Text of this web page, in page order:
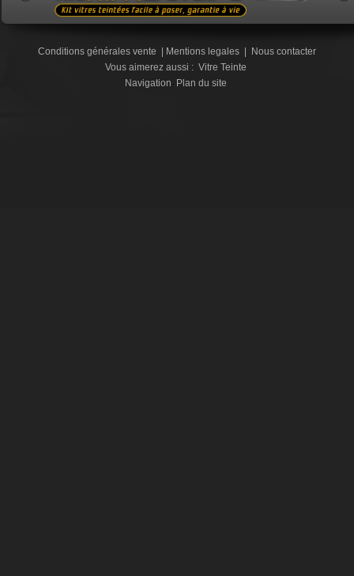
Conditions générales vente | Mentions legales | Nous contacter
Vous aimerez aussi : Vitre Teinte
Navigation Plan du site